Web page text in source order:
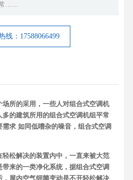
常……
线：17588066499
场所的采用，一些人对组合式空调机
的建筑所用的组合式空调机组平常
求 如同低嘈杂的噪音，组合式空调
松解决的装置内中，一直来被大范
来的一类净化系统，据组合式空调
屋内空气细菌变动是不开轻松解决